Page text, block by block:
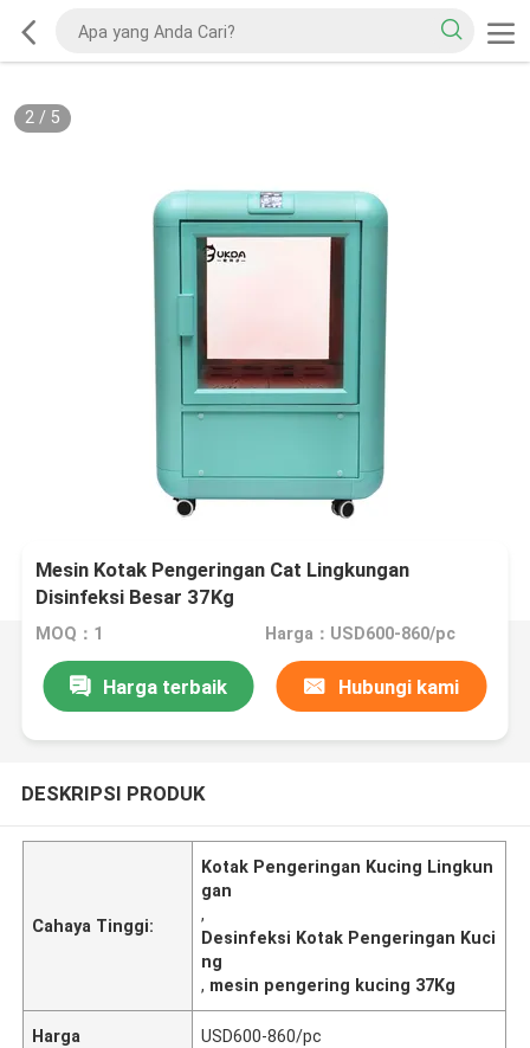
2/ 5
Mesin Kotak Pengeringan Cat Lingkungan
Disinfeksi Besar 37Kg
MOQ：1 Harga：USD600-860/pc
Harga terbaik Hubungi kami
DESKRIPSI PRODUK
Cahaya Tinggi:
Kotak Pengeringan Kucing Lingkun
gan
,
Desinfeksi Kotak Pengeringan Kuci
ng
, mesin pengering kucing 37Kg
Harga USD600-860/pc